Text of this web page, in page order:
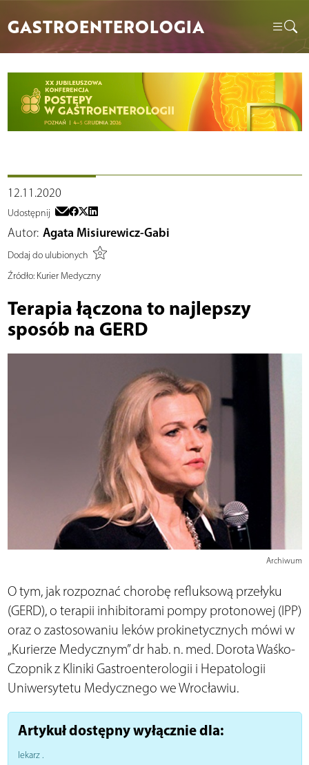
GASTROENTEROLOGIA
12.11.2020
Udostępnij
Autor: Agata Misiurewicz-Gabi
Dodaj do ulubionych
Źródło:Kurier Medyczny
Terapia łączona to najlepszy
sposób na GERD
Archiwum
O tym, jak rozpoznać chorobę refluksową przełyku
(GERD), o terapii inhibitorami pompy protonowej (IPP)
oraz o zastosowaniu leków prokinetycznych mówi w
„Kurierze Medycznym” dr hab. n. med. Dorota Waśko-
Czopnik z Kliniki Gastroenterologii i Hepatologii
Uniwersytetu Medycznego we Wrocławiu.
Artykuł dostępny wyłącznie dla:
lekarz.